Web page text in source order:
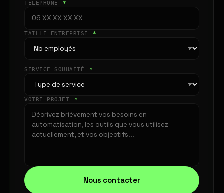
TÉLÉPHONE *
TAILLE ENTREPRISE *
SERVICE SOUHAITÉ *
VOTRE PROJET *
Nous contacter